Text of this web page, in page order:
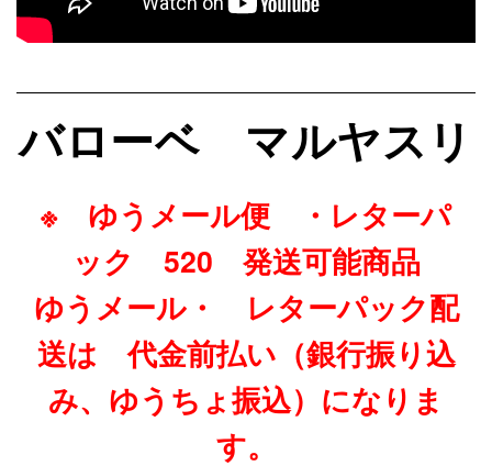
バローベ マルヤスリ
※ ゆうメール便 ・レターパ
ック 520 発送可能商品
ゆうメール・ レターパック配
送は 代金前払い（銀行振り込
み、ゆうちょ振込）になりま
す。